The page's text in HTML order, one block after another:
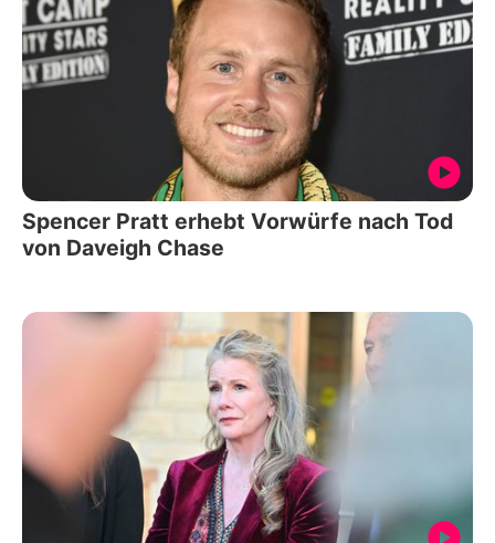
Spencer Pratt erhebt Vorwürfe nach Tod
von Daveigh Chase